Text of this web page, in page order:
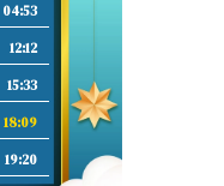
04:53
12:12
15:33
18:09
19:20